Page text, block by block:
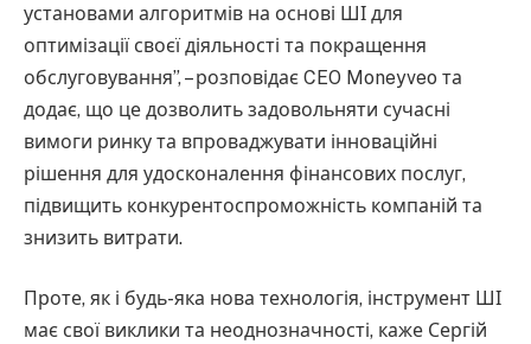
установами алгоритмів на основі ШІ для
оптимізації своєї діяльності та покращення
обслуговування”, – розповідає CEO Moneyveo та
додає, що це дозволить задовольняти сучасні
вимоги ринку та впроваджувати інноваційні
рішення для удосконалення фінансових послуг,
підвищить конкурентоспроможність компаній та
знизить витрати.
Проте, як і будь-яка нова технологія, інструмент ШІ
має свої виклики та неоднозначності, каже Сергій